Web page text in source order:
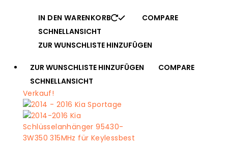
IN DEN WARENKORB
COMPARE
SCHNELLANSICHT
ZUR WUNSCHLISTE HINZUFÜGEN
ZUR WUNSCHLISTE HINZUFÜGEN
COMPARE
SCHNELLANSICHT
Verkauf!